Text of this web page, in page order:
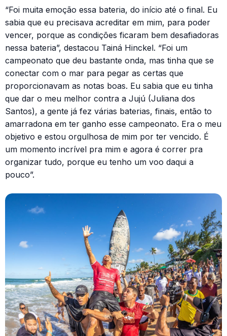
“Foi muita emoção essa bateria, do início até o final. Eu
sabia que eu precisava acreditar em mim, para poder
vencer, porque as condições ficaram bem desafiadoras
nessa bateria”, destacou Tainá Hinckel. “Foi um
campeonato que deu bastante onda, mas tinha que se
conectar com o mar para pegar as certas que
proporcionavam as notas boas. Eu sabia que eu tinha
que dar o meu melhor contra a Jujú (Juliana dos
Santos), a gente já fez várias baterias, finais, então to
amarradona em ter ganho esse campeonato. Era o meu
objetivo e estou orgulhosa de mim por ter vencido. É
um momento incrível pra mim e agora é correr pra
organizar tudo, porque eu tenho um voo daqui a
pouco”.